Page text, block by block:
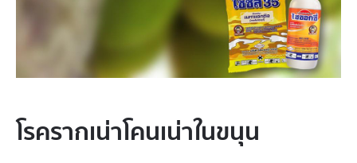
โรครากเน่า​โคน​เน่า​ในขนุน